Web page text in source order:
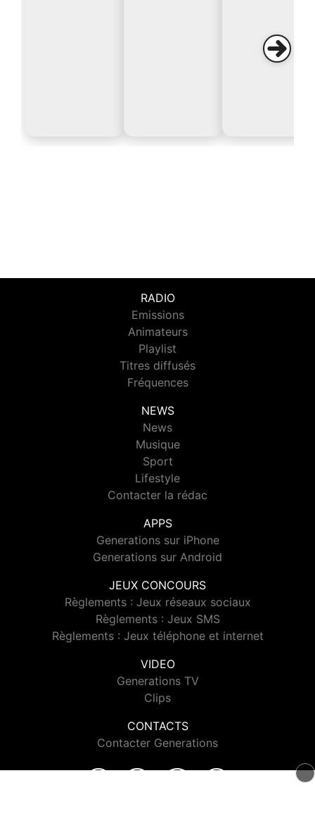
RADIO
Emissions
Animateurs
Playlist
Titres diffusés
Fréquences
NEWS
News
Musique
Sport
Lifestyle
Contacter la rédac
APPS
Generations sur iPhone
Generations sur Android
JEUX CONCOURS
Règlements : Jeux réseaux sociaux
Règlements : Jeux SMS
Règlements : Jeux téléphone et internet
VIDEO
Generations TV
Clips
CONTACTS
Contacter Generations